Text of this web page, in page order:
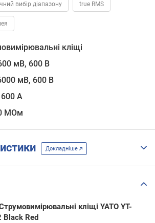
вибір діапазону true RMS
кліщі
мВ, 600 В
мВ, 600 В
600 А
МОм
Докладніше
кліщі YATO YT-
Black Red